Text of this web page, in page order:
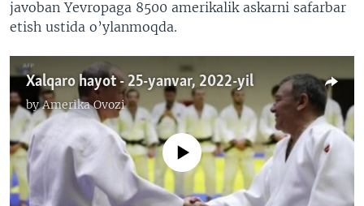
javoban Yevropaga 8500 amerikalik askarni safarbar
etish ustida o’ylanmoqda.
Xalqaro hayot - 25-yanvar, 2022-yil
byAmerika Ovozi
No media source currently available